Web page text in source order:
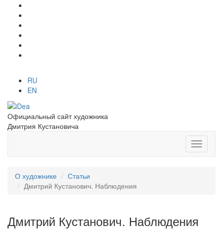
RU
EN
Официальный сайт художника
Дмитрия Кустановича
О художнике
Статьи
Дмитрий Кустанович. Наблюдения
Дмитрий Кустанович. Наблюдения